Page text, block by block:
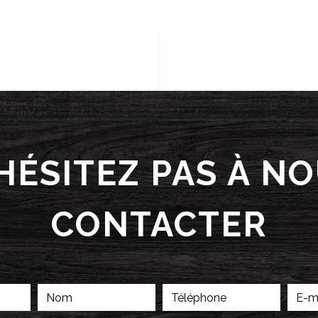
PAS À
CONTACTER